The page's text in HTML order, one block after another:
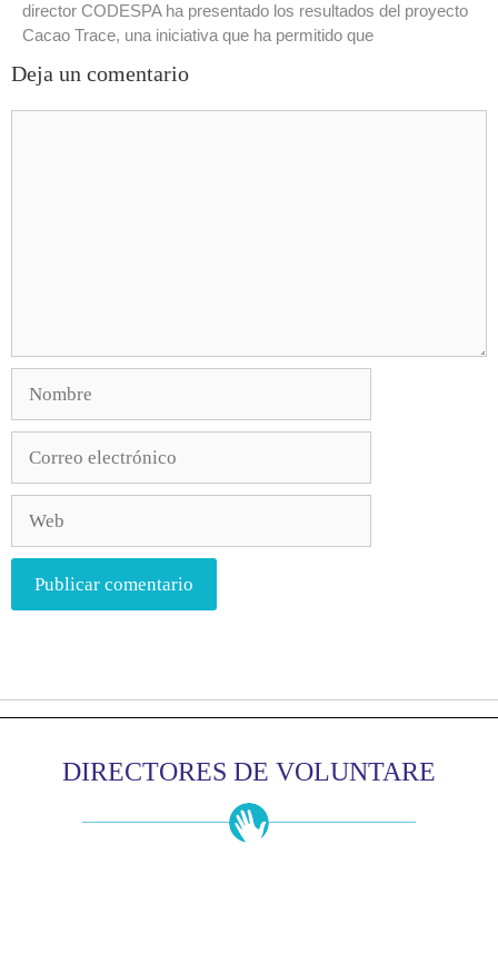
director CODESPA ha presentado los resultados del proyecto
Cacao Trace, una iniciativa que ha permitido que
Deja un comentario
DIRECTORES DE VOLUNTARE